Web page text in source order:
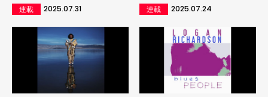
連載 2025.07.31 連載 2025.07.24